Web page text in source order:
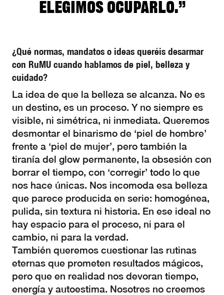
elegimos ocuparlo.”
¿Qué normas, mandatos o ideas queréis desarmar
con RuMU cuando hablamos de piel, belleza y
cuidado?
La idea de que la belleza se alcanza. No es
un destino, es un proceso. Y no siempre es
visible, ni simétrica, ni inmediata. Queremos
desmontar el binarismo de ‘piel de hombre’
frente a ‘piel de mujer’, pero también la
tiranía del glow permanente, la obsesión con
borrar el tiempo, con ‘corregir’ todo lo que
nos hace únicas. Nos incomoda esa belleza
que parece producida en serie: homogénea,
pulida, sin textura ni historia. En ese ideal no
hay espacio para el proceso, ni para el
cambio, ni para la verdad.
También queremos cuestionar las rutinas
eternas que prometen resultados mágicos,
pero que en realidad nos devoran tiempo,
energía y autoestima. Nosotres no creemos